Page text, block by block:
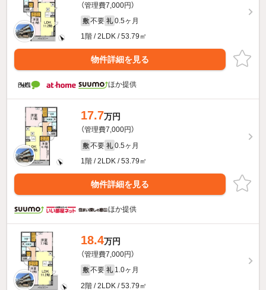
（管理費7,000円）
敷 不要 礼 0.5ヶ月
1階 / 2LDK / 53.79㎡
物件詳細を見る
ほか提供
17.7万円
（管理費7,000円）
敷 不要 礼 0.5ヶ月
1階 / 2LDK / 53.79㎡
物件詳細を見る
ほか提供
18.4万円
（管理費7,000円）
敷 不要 礼 1.0ヶ月
2階 / 2LDK / 53.79㎡